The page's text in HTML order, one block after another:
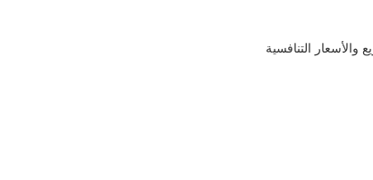
التنافسية